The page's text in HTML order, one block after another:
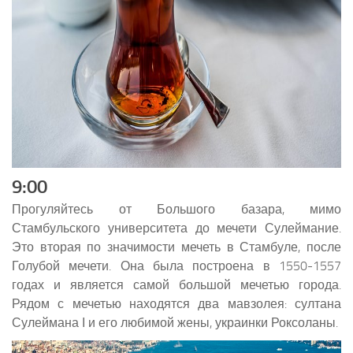
9:00
Прогуляйтесь от Большого базара, мимо
Стамбульского университета до мечети Сулеймание.
Это вторая по значимости мечеть в Стамбуле, после
Голубой мечети. Она была построена в 1550-1557
годах и является самой большой мечетью города.
Рядом с мечетью находятся два мавзолея: султана
Сулеймана І и его любимой жены, украинки Роксоланы.